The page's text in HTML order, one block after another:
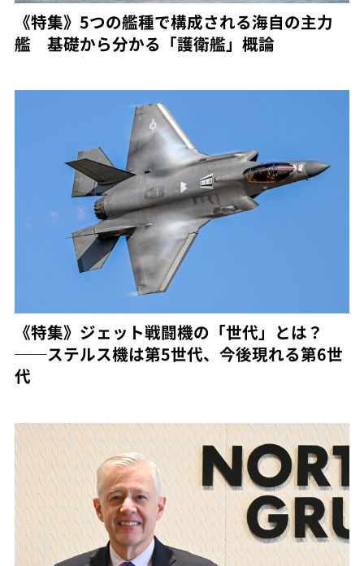
《特集》5つの艦種で構成される海自の主力
艦 基礎から分かる「護衛艦」概論
《特集》ジェット戦闘機の「世代」とは？
──ステルス機は第5世代、今後現れる第6世
代